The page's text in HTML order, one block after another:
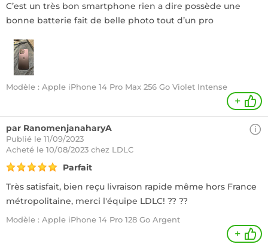
C’est un très bon smartphone rien a dire possède une
bonne batterie fait de belle photo tout d’un pro
Modèle : Apple iPhone 14 Pro Max 256 Go Violet Intense
+
par RanomenjanaharyA
Publié le 11/09/2023
Acheté le 10/08/2023 chez LDLC
Parfait
Très satisfait, bien reçu livraison rapide même hors France
métropolitaine, merci l'équipe LDLC! ?? ??
Modèle : Apple iPhone 14 Pro 128 Go Argent
+